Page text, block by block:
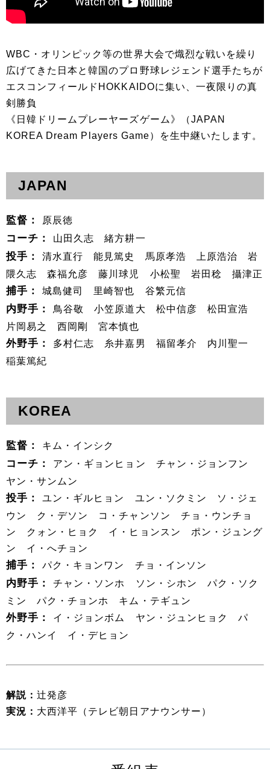
WBC・オリンピック等の世界大会で熾烈な戦いを繰り
広げてきた日本と韓国のプロ野球レジェンド選手たちが
エスコンフィールドHOKKAIDOに集い、一夜限りの真
剣勝負
《日韓ドリームプレーヤーズゲーム》（JAPAN
KOREA Dream Players Game）を生中継いたします。
JAPAN
監督： 原辰徳
コーチ： 山田久志 緒方耕一
投手：清水直行 能見篤史 馬原孝浩 上原浩治 岩
隈久志 森福允彦 藤川球児 小松聖 岩田稔 攝津正
捕手：城島健司 里崎智也 谷繁元信
内野手：鳥谷敬 小笠原道大 松中信彦 松田宣浩
片岡易之 西岡剛 宮本慎也
外野手：
多村仁志 糸井嘉男 福留孝介 内川聖一
稲葉篤紀
KOREA
監督： キム・インシク
コーチ：
アン・ギョンヒョン チャン・ジョンフン
ヤン・サンムン
投手：ユン・ギルヒョン ユン・ソクミン ソ・ジェ
ウン ク・デソン コ・チャンソン チョ・ウンチョ
ン クォン・ヒョク イ・ヒョンスン ポン・ジュング
ン イ・へチョン
捕手：パク・キョンワン チョ・インソン
内野手：チャン・ソンホ ソン・シホン パク・ソク
ミン パク・チョンホ キム・テギュン
外野手：
イ・ジョンボム ヤン・ジュンヒョク パ
ク・ハンイ イ・デヒョン
解説：辻発彦
実況： 大西洋平（テレビ朝日アナウンサー）